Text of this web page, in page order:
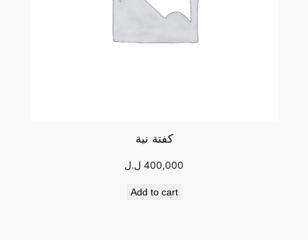
كفتة نية
400,000 ل.ل
Add to cart